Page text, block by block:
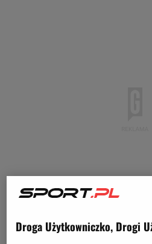
Droga Użytkowniczko, Drogi